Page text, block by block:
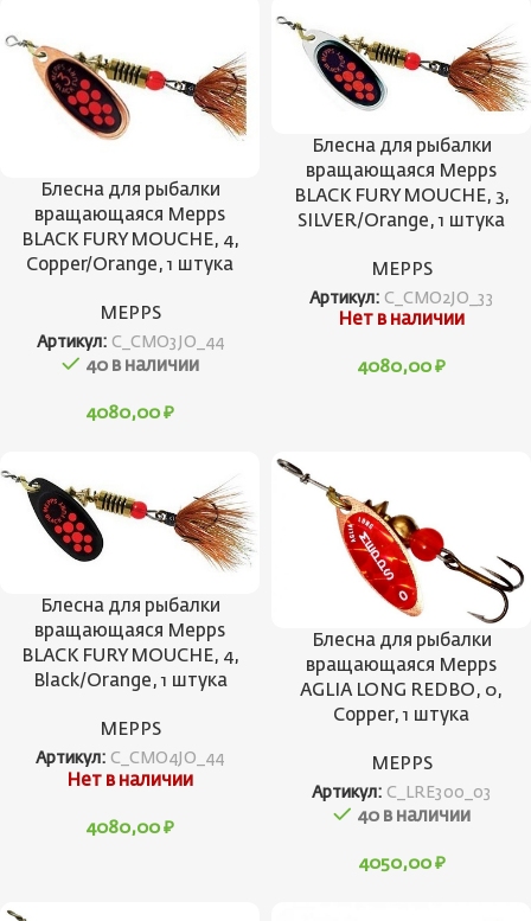
Блесна для рыбалки
вращающаяся Mepps
BLACK FURY MOUCHE, 4,
Copper/Orange, 1 штука
MEPPS
Артикул: C_CMO3JO_44
40 в наличии
4080,00 ₽
Блесна для рыбалки
вращающаяся Mepps
BLACK FURY MOUCHE, 3,
SILVER/Orange, 1 штука
MEPPS
Артикул: C_CMO2JO_33
Нет в наличии
4080,00 ₽
Блесна для рыбалки
вращающаяся Mepps
BLACK FURY MOUCHE, 4,
Black/Orange, 1 штука
MEPPS
Артикул: C_CMO4JO_44
Нет в наличии
4080,00 ₽
Блесна для рыбалки
вращающаяся Mepps
AGLIA LONG REDBO, 0,
Copper, 1 штука
MEPPS
Артикул: C_LRE300_03
40 в наличии
4050,00 ₽